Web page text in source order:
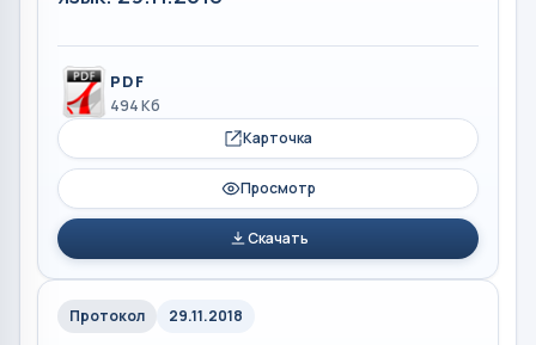
PDF
494 Кб
Карточка
Просмотр
Скачать
Протокол 29.11.2018